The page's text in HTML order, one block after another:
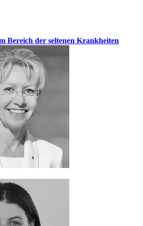
Bereich der seltenen Krankheiten